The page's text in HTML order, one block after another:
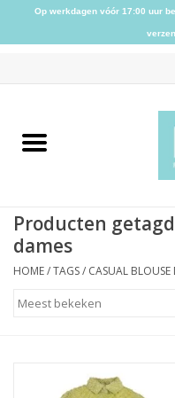
Home
Kleding
Accessoires
Producten
dames
HOME/TAGS/ CASUAL BLOUSE
Op werkdagen vóór 17:00 uur